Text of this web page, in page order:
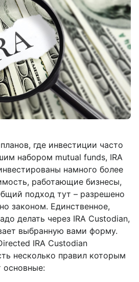
где инвестиции часто
набором mutual funds, IRA
намного более
работающие бизнесы,
подход тут – разрешено
законом. Единственное,
делать через IRA Custodian,
выбранную вами форму.
IRA Custodian
несколько правил которым
основные: